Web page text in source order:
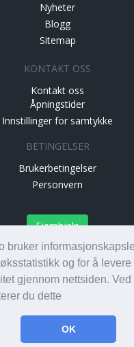
bruker
og for å levere
gjennom nettsiden. Ved
du dette
OK
Nyheter
Blogg
Sitemap
KONTAKT OSS
Kontakt oss
Åpningstider
Innstillinger for samtykke
BETINGELSER
Brukerbetingelser
Personvern
Fjernhjelp
© 1999-2026. Domene AS -
MVA - Alle priser eksl.